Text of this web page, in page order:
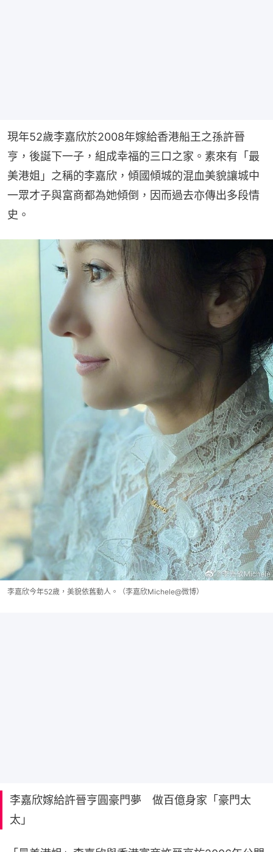
現年52歲李嘉欣於2008年嫁給香港船王之孫許晉
亨，後誕下一子，組成幸福的三口之家。素來有「最
美港姐」之稱的李嘉欣，傾國傾城的混血美貌讓城中
一眾才子與富商都為她傾倒，因而過去亦傳出多段情
史。
李嘉欣今年52歲，美貌依舊動人。（李嘉欣Michele@微博）
李嘉欣嫁給許晉亨圓豪門夢 做百億身家「豪門太
太」